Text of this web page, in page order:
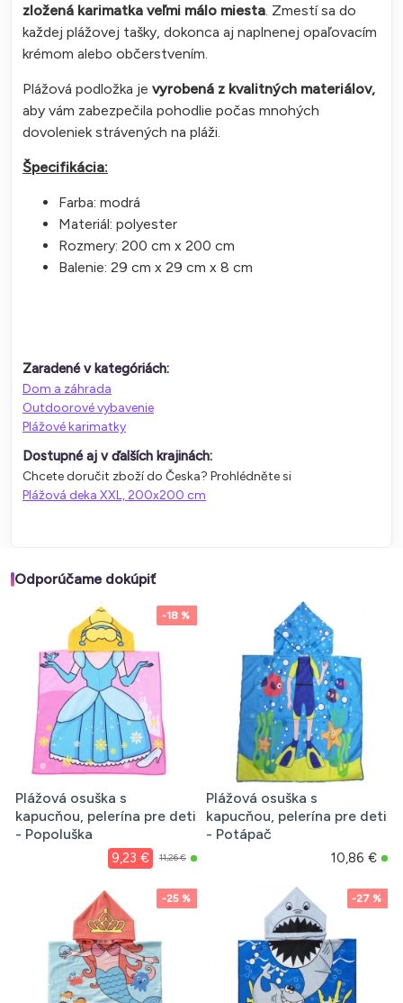
zložená karimatka veľmi málo miesta . Zmestí sa do
každej plážovej tašky, dokonca aj naplnenej opaľovacím
krémom alebo občerstvením.
Plážová podložka je vyrobená z kvalitných materiálov,
aby vám zabezpečila pohodlie počas mnohých
dovoleniek strávených na pláži.
Špecifikácia:
Farba: modrá
Materiál: polyester
Rozmery: 200 cm x 200 cm
Balenie: 29 cm x 29 cm x 8 cm
Zaradené v kategóriách:
Dom a záhrada
Outdoorové vybavenie
Plážové karimatky
Dostupné aj v ďalších krajinách:
Chcete doručit zboží do Česka? Prohlédněte si
Plážová deka XXL, 200x200 cm
Odporúčame dokúpiť
-18 %
Plážová osuška s
kapucňou, pelerína pre deti
- Popoluška
9,23 € 11,26 €
Plážová osuška s
kapucňou, pelerína pre deti
- Potápač
10,86 €
-25 % -27 %